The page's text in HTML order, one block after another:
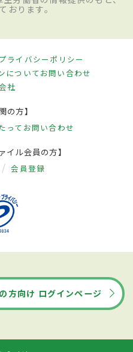
おります。
プライバシーポリシー
についてお問い合わせ
社
の方】
って お問い合わせ
イル会員の方】
会員登録
方向け ログインページ